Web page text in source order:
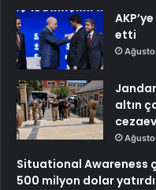
etti
altın
Situational Awareness
500 milyon dolar yatırdı